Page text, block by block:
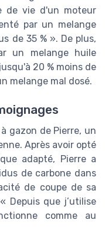
de vie d'un moteur
par un melange
de 35 % ». De plus,
un melange huile
20 % moins de
melange mal dosé.
gazon de Pierre, un
Après avoir opté
adapté, Pierre a
de carbone dans
de coupe de sa
Depuis que j’utilise
comme au